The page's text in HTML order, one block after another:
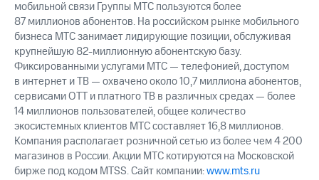
мобильной связи Группы МТС пользуются более
87 миллионов абонентов. На российском рынке мобильного
бизнеса МТС занимает лидирующие позиции, обслуживая
крупнейшую 82-миллионную абонентскую базу.
Фиксированными услугами МТС — телефонией, доступом
в интернет и ТВ — охвачено около 10,7 миллиона абонентов,
сервисами OTT и платного ТВ в различных средах — более
14 миллионов пользователей, общее количество
экосистемных клиентов МТС составляет 16,8 миллионов.
Компания располагает розничной сетью из более чем 4 200
магазинов в России. Акции МТС котируются на Московской
бирже под кодом MTSS. Сайт компании:www.mts.ru